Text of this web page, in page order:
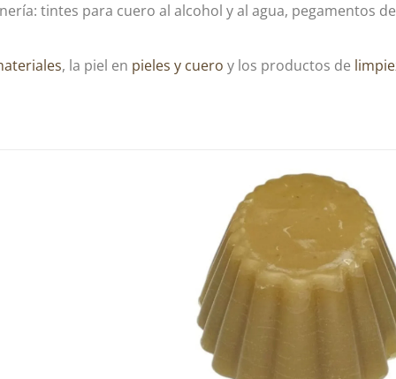
tintes para cuero al alcohol y al agua, pegamentos
, la piel en pieles y cuero y los productos de